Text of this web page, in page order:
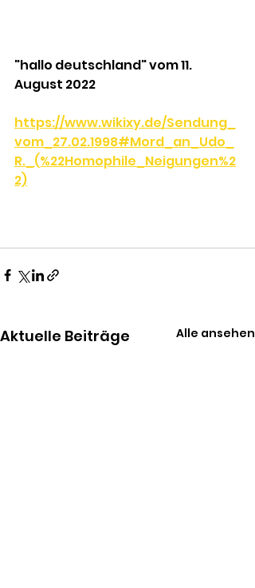
"hallo deutschland" vom 11.
August 2022
https://www.wikixy.de/Sendung_
vom_27.02.1998#Mord_an_Udo_
R._(%22Homophile_Neigungen%2
2)
Aktuelle Beiträge Alle ansehen